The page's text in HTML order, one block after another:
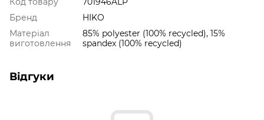
Бренд
HIKO
Матеріал
виготовлення
85% polyester (100% recycled), 15%
spandex (100% recycled)
Відгуки